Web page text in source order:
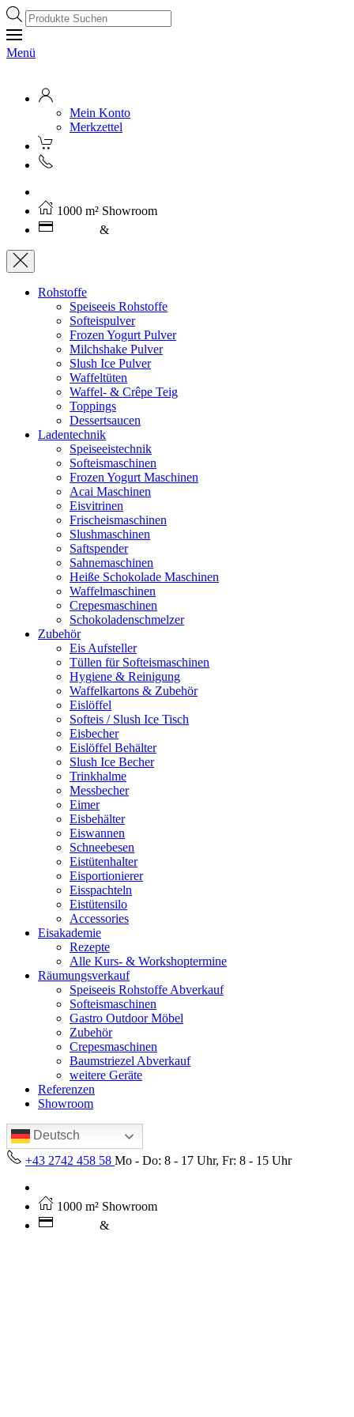
Products
search
Menü
Mein Konto
Merkzettel
1000 m² Showroom
&
Rohstoffe
Speiseeis Rohstoffe
Softeispulver
Frozen Yogurt Pulver
Milchshake Pulver
Slush Ice Pulver
Waffeltüten
Waffel- & Crêpe Teig
Toppings
Dessertsaucen
Ladentechnik
Speiseeistechnik
Softeismaschinen
Frozen Yogurt Maschinen
Acai Maschinen
Eisvitrinen
Frischeismaschinen
Slushmaschinen
Saftspender
Sahnemaschinen
Heiße Schokolade Maschinen
Waffelmaschinen
Crepesmaschinen
Schokoladenschmelzer
Zubehör
Eis Aufsteller
Tüllen für Softeismaschinen
Hygiene & Reinigung
Waffelkartons & Zubehör
Eislöffel
Softeis / Slush Ice Tisch
Eisbecher
Eislöffel Behälter
Slush Ice Becher
Trinkhalme
Messbecher
Eimer
Eisbehälter
Eiswannen
Schneebesen
Eistütenhalter
Eisportionierer
Eisspachteln
Eistütensilo
Accessories
Eisakademie
Rezepte
Alle Kurs- & Workshoptermine
Räumungsverkauf
Speiseeis Rohstoffe Abverkauf
Softeismaschinen
Gastro Outdoor Möbel
Zubehör
Crepesmaschinen
Baumstriezel Abverkauf
weitere Geräte
Referenzen
Showroom
Deutsch
+43 2742 458 58 Mo - Do: 8 - 17 Uhr, Fr: 8 - 15 Uhr
1000 m² Showroom
&